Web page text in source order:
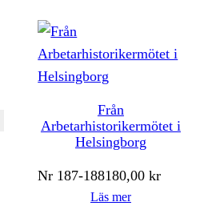
Från
Arbetarhistorikermötet i
Helsingborg
Nr 187-188180,00kr
Läs mer